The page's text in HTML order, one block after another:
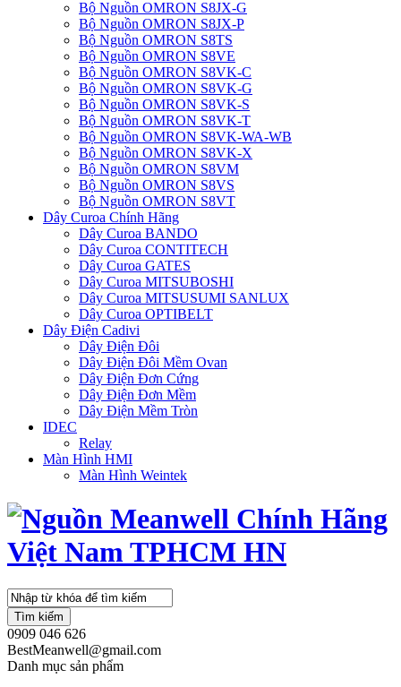
Bộ Nguồn OMRON S8JX-G
Bộ Nguồn OMRON S8JX-P
Bộ Nguồn OMRON S8TS
Bộ Nguồn OMRON S8VE
Bộ Nguồn OMRON S8VK-C
Bộ Nguồn OMRON S8VK-G
Bộ Nguồn OMRON S8VK-S
Bộ Nguồn OMRON S8VK-T
Bộ Nguồn OMRON S8VK-WA-WB
Bộ Nguồn OMRON S8VK-X
Bộ Nguồn OMRON S8VM
Bộ Nguồn OMRON S8VS
Bộ Nguồn OMRON S8VT
Dây Curoa Chính Hãng
Dây Curoa BANDO
Dây Curoa CONTITECH
Dây Curoa GATES
Dây Curoa MITSUBOSHI
Dây Curoa MITSUSUMI SANLUX
Dây Curoa OPTIBELT
Dây Điện Cadivi
Dây Điện Đôi
Dây Điện Đôi Mềm Ovan
Dây Điện Đơn Cứng
Dây Điện Đơn Mềm
Dây Điện Mềm Tròn
IDEC
Relay
Màn Hình HMI
Màn Hình Weintek
Tìm kiếm
0909 046 626
BestMeanwell@gmail.com
Danh mục sản phẩm